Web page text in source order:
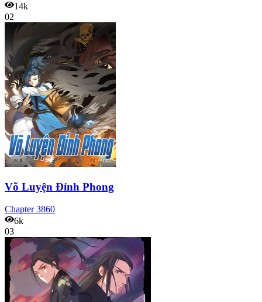
14k
02
Võ Luyện Đỉnh Phong
Chapter3860
6k
03